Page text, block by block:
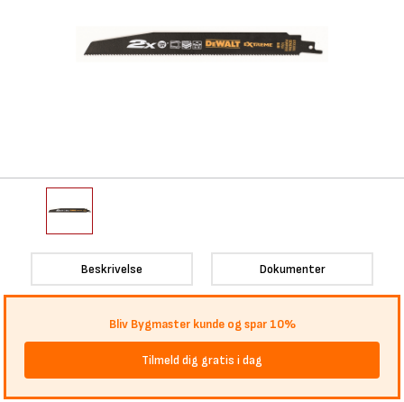
Beskrivelse Dokumenter
Bliv Bygmaster kunde og spar 10%
Tilmeld dig gratis i dag